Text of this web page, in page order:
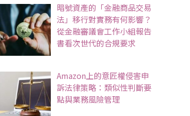
暗號資產的「金融商品交易
法」移行對實務有何影響？
從金融審議會工作小組報告
書看次世代的合規要求
Amazon上的意匠權侵害申
訴法律策略：類似性判斷要
點與業務風險管理